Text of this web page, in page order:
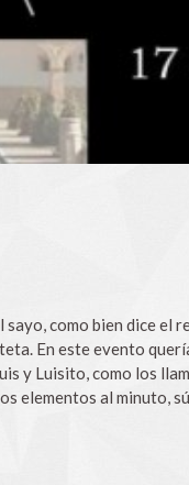
como bien dice el
En este evento
y Luisito, como los
elementos al minuto,